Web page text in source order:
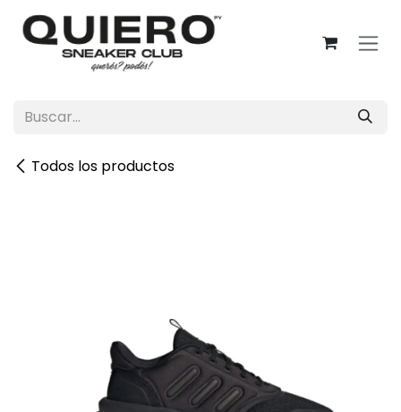
Ir al contenido
Todos los productos